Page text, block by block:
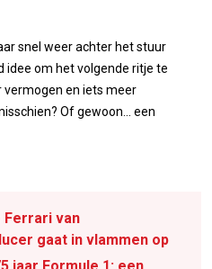
snel weer achter het stuur
idee om het volgende ritje te
en iets meer
Of gewoon... een
Ferrari van
gaat in vlammen op